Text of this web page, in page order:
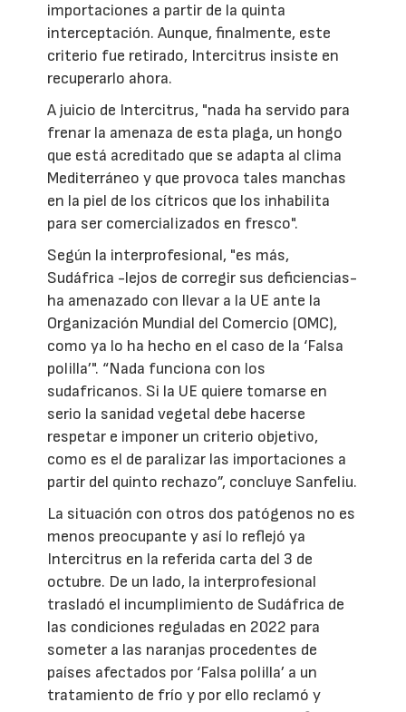
importaciones a partir de la quinta
interceptación. Aunque, finalmente, este
criterio fue retirado, Intercitrus insiste en
recuperarlo ahora.
A juicio de Intercitrus, "nada ha servido para
frenar la amenaza de esta plaga, un hongo
que está acreditado que se adapta al clima
Mediterráneo y que provoca tales manchas
en la piel de los cítricos que los inhabilita
para ser comercializados en fresco".
Según la interprofesional, "es más,
Sudáfrica -lejos de corregir sus deficiencias-
ha amenazado con llevar a la UE ante la
Organización Mundial del Comercio (OMC),
como ya lo ha hecho en el caso de la ‘Falsa
polilla’". “Nada funciona con los
sudafricanos. Si la UE quiere tomarse en
serio la sanidad vegetal debe hacerse
respetar e imponer un criterio objetivo,
como es el de paralizar las importaciones a
partir del quinto rechazo”, concluye Sanfeliu.
La situación con otros dos patógenos no es
menos preocupante y así lo reflejó ya
Intercitrus en la referida carta del 3 de
octubre. De un lado, la interprofesional
trasladó el incumplimiento de Sudáfrica de
las condiciones reguladas en 2022 para
someter a las naranjas procedentes de
países afectados por ‘Falsa polilla’ a un
tratamiento de frío y por ello reclamó y